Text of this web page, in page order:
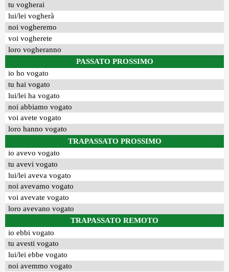
tu vogherai
lui/lei vogherà
noi vogheremo
voi vogherete
loro vogheranno
PASSATO PROSSIMO
io ho vogato
tu hai vogato
lui/lei ha vogato
noi abbiamo vogato
voi avete vogato
loro hanno vogato
TRAPASSATO PROSSIMO
io avevo vogato
tu avevi vogato
lui/lei aveva vogato
noi avevamo vogato
voi avevate vogato
loro avevano vogato
TRAPASSATO REMOTO
io ebbi vogato
tu avesti vogato
lui/lei ebbe vogato
noi avemmo vogato